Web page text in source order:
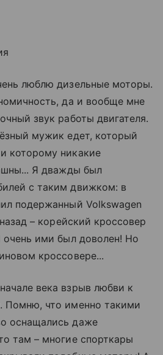
люблю дизельные моторы.
да и вообще мне
звук работы двигателя.
мужик едет, который
которому никакие
Я дважды был
с таким движком: в
подержанный Volkswagen
– корейский кроссовер
очень ими был доволен! Но
кроссовере...
века взрыв любви к
Помню, что именно такими
оснащались даже
там – многие спорткары